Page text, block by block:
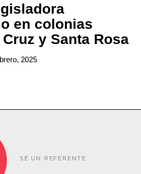
en colonias
y Santa Rosa
2025
SÉ UN REFERENTE